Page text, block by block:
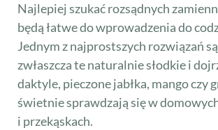
Najlepiej szukać rozsądnych
będą łatwe do wprowadzenia do
Jednym z najprostszych rozwiązań
zwłaszcza te naturalnie słodkie i
daktyle, pieczone jabłka, mango czy
świetnie sprawdzają się w
i przekąskach.